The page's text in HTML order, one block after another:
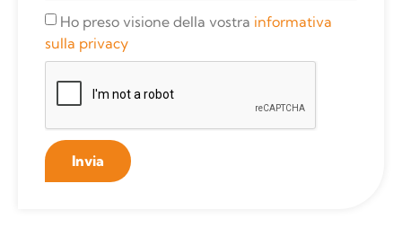
Ho preso visione della vostra informativa
sulla privacy
Invia